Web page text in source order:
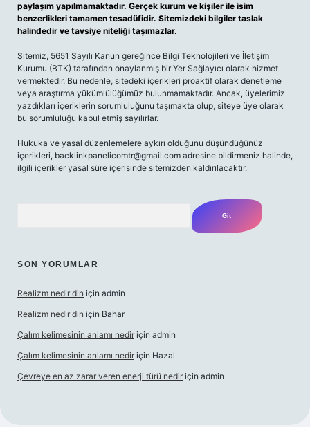
paylaşım yapılmamaktadır. Gerçek kurum ve kişiler ile isim
benzerlikleri tamamen tesadüfidir. Sitemizdeki bilgiler taslak
halindedir ve tavsiye niteliği taşımazlar.
Sitemiz, 5651 Sayılı Kanun gereğince Bilgi Teknolojileri ve İletişim
Kurumu (BTK) tarafından onaylanmış bir Yer Sağlayıcı olarak hizmet
vermektedir. Bu nedenle, sitedeki içerikleri proaktif olarak denetleme
veya araştırma yükümlülüğümüz bulunmamaktadır. Ancak, üyelerimiz
yazdıkları içeriklerin sorumluluğunu taşımakta olup, siteye üye olarak
bu sorumluluğu kabul etmiş sayılırlar.
Hukuka ve yasal düzenlemelere aykırı olduğunu düşündüğünüz
içerikleri, backlinkpanelicomtr@gmail.com adresine bildirmeniz halinde,
ilgili içerikler yasal süre içerisinde sitemizden kaldırılacaktır.
SON YORUMLAR
Realizm nedir din için admin
Realizm nedir din için Bahar
Çalım kelimesinin anlamı nedir için admin
Çalım kelimesinin anlamı nedir için Hazal
Çevreye en az zarar veren enerji türü nedir için admin